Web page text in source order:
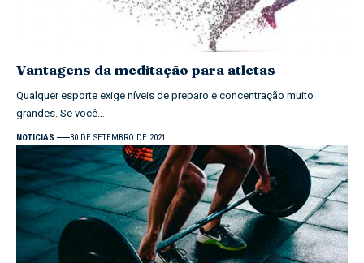
Vantagens da meditação para atletas
Qualquer esporte exige níveis de preparo e concentração muito
grandes. Se você…
NOTICIAS 30 DE SETEMBRO DE 2021